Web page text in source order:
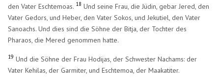
den Vater Eschtemoas. 18 Und seine Frau, die Jüdin, gebar Jered, den
Vater Gedors, und Heber, den Vater Sokos, und Jekutiel, den Vater
Sanoachs. Und dies sind die Söhne der Bitja, der Tochter des
Pharaos, die Mered genommen hatte.
19 Und die Söhne der Frau Hodijas, der Schwester Nachams: der
Vater Kehilas, der Garmiter, und Eschtemoa, der Maakatiter.